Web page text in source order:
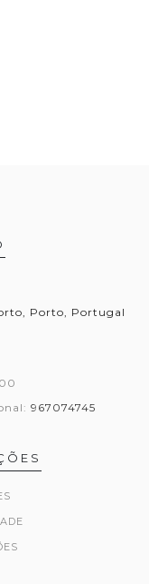
Porto, Portugal
967074745